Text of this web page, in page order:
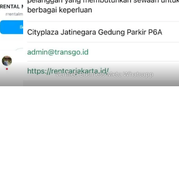
Verified Business Meta Whatsapp